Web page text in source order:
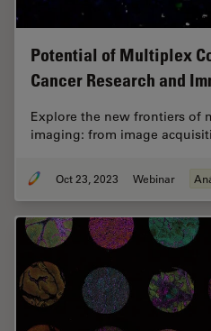
Potential of Multiplex
Cancer Research and
Explore the new frontiers of
imaging: from image
Oct 23, 2023 Webinar